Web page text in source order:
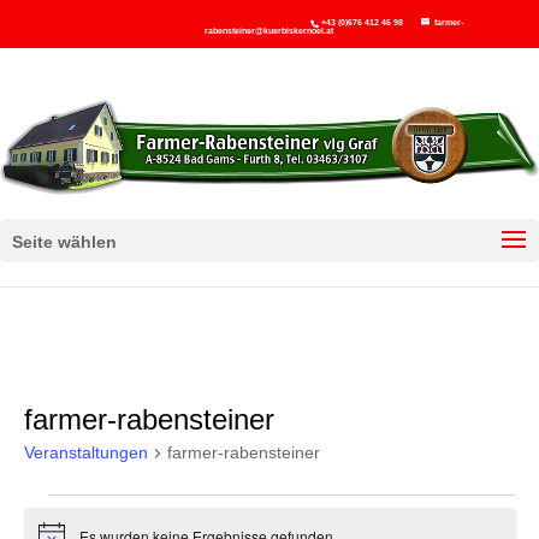
+43 (0)676 412 46 98
farmer-
rabensteiner@kuerbiskernoel.at
Seite wählen
farmer-rabensteiner
Veranstaltungen farmer-rabensteiner
Veranstaltungen